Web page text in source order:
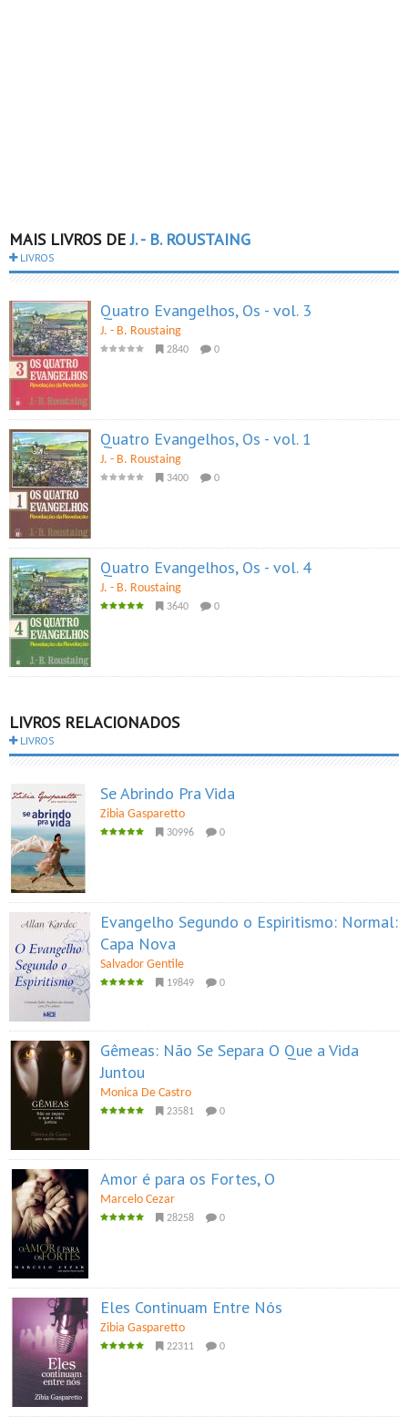
MAIS LIVROS DEJ. - B. ROUSTAING
LIVROS
Quatro Evangelhos, Os - vol. 3
J. - B. Roustaing
2840 0
Quatro Evangelhos, Os - vol. 1
J. - B. Roustaing
3400 0
Quatro Evangelhos, Os - vol. 4
J. - B. Roustaing
3640 0
LIVROS RELACIONADOS
LIVROS
Se Abrindo Pra Vida
Zibia Gasparetto
30996 0
Evangelho Segundo o Espiritismo: Normal:
Capa Nova
Salvador Gentile
19849 0
Gêmeas: Não Se Separa O Que a Vida
Juntou
Monica De Castro
23581 0
Amor é para os Fortes, O
Marcelo Cezar
28258 0
Eles Continuam Entre Nós
Zibia Gasparetto
22311 0